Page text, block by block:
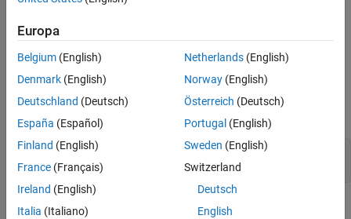
especifica métodos de barrido alternativos. Un parámetro
Calcule 2 segundos de una señal de chirp lineal con una tasa de
muestreo de 1 kHz que comienza en CC y cruza 150 Hz en
t = 0:1/1000:2;
y = chirp(t,0,1,150);
Represente el espectrograma del chirp. Especifique el 90% de
Europa
Belgium (English)
Denmark (English)
Deutschland (Deutsch)
España (Español)
Finland (English)
France (Français)
Ireland (English)
Italia (Italiano)
Netherlands(English)
Norway(English)
Österreich (Deutsch)
Portugal (English)
Sweden (English)
Switzerland
Deutsch
English